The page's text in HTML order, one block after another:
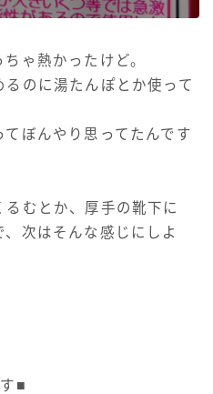
ゃ熱かったけど。
のに湯たんぽとか使って
ぼんやり思ってたんです
むとか、厚手の靴下に
次はそんな感じにしよ
■